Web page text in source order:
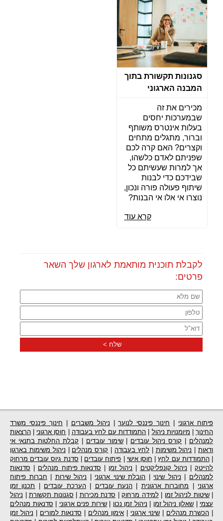
סגנונות תקשורת בתוך
המבנה הארגוני
מכירים את זה
שבמערכות יחסים
בעלות אינטרס משותף
וברור, מתגלים מתחים
וקצרים? האם קרה לכם
שפניתם לאדם כלשהו,
אך למרות שעשיתם כל
שבידכם כדי לבנות
שיתוף פעולה פורה ונכון,
נוצרו אי אלו אי הבנות?
קרא עוד
לקבלת תוכנית מותאמת לארגון שלך השאר
פרטים:
פיתוח ארגוני חינוך פיננסי לנוער ניהול משברים
חינוך פיננסי משרד
החינוך| מיומנויות ניהול התמודדות עם לחץ בעבודה חוסן ארגוני
הרצאות
למנהלים
קורס ניהול עובדים |שימור עובדים
קבלת החלטות בתנאי אי
ודאות| ניהול משימות |לחץ בעבודה קורס מנהלים
ניהול משימות בארגון
|התמודדות עם לחץ| חוסן אישי פיתוח עובדים
סדנת גיוס עובדים מרחוק
להייטק| ניהול קונפליקטים ניהול זמן סדנאות פיתוח מנהלים
סדנאות
למנהלים
ניהול שינוי הובלת שינוי ארגוני ניהול שירות
חברות פיתוח
ארגוני
מחוברות ארגונית |הנעת עובדים |הערכת עובדים
תכנון זמן
|שיטות לניהול זמן |למידה מרחוק סדנת מכירות סגנונות תקשורת
ניהול
עצמי
שאלון ניהול זמן ניהול זמן נכון |שירות פנים ארגוני
סדנאות מנהלים
הכשרת מנהלים שינוי ארגוני אימון מנהלים סדנאות למורים
ניהול זמן